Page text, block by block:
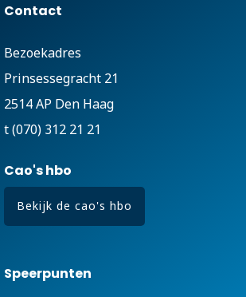
Contact
Bezoekadres
Prinsessegracht 21
2514 AP Den Haag
t (070) 312 21 21
Cao's hbo
Bekijk de cao's hbo
Speerpunten